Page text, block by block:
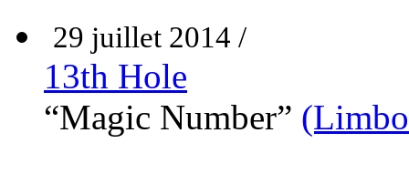
29 juillet 2014 /
13th Hole
“Magic Number”